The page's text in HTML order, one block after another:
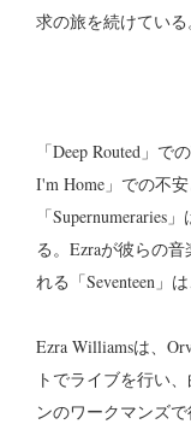
求の旅を続けている
「Deep Routed」
I'm Home」での不
「Supernumeraries
る。Ezraが彼らの
れる「Seventeen」
Ezra Williamsは、
トでライブを行い
ンのワークマンズ